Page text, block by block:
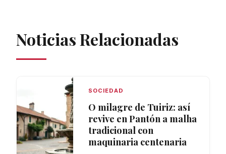
Noticias Relacionadas
SOCIEDAD
O milagre de Tuiriz: así
revive en Pantón a malha
tradicional con
maquinaria centenaria